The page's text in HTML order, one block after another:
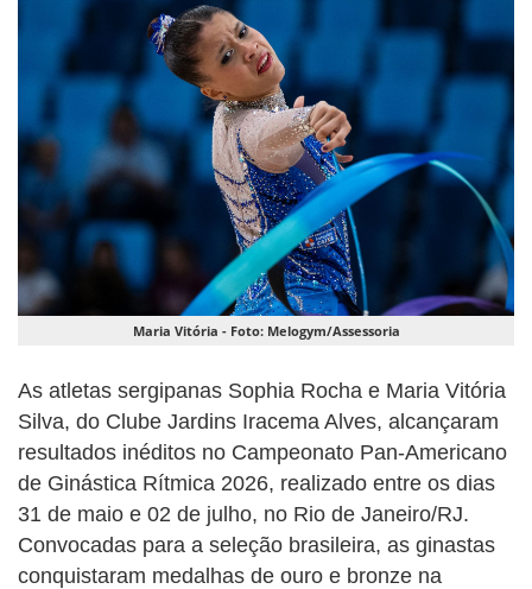
Maria Vitória - Foto: Melogym/Assessoria
As atletas sergipanas Sophia Rocha e Maria Vitória
Silva, do Clube Jardins Iracema Alves, alcançaram
resultados inéditos no Campeonato Pan-Americano
de Ginástica Rítmica 2026, realizado entre os dias
31 de maio e 02 de julho, no Rio de Janeiro/RJ.
Convocadas para a seleção brasileira, as ginastas
conquistaram medalhas de ouro e bronze na